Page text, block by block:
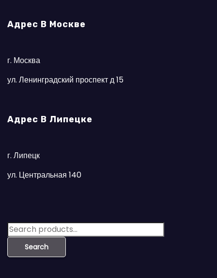
Адрес В Москве
г. Москва
ул. Ленинградский проспект д 15
Адрес В Липецке
г. Липецк
ул. Центральная 140
S
e
Search